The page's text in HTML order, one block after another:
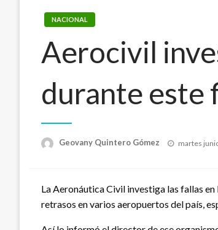
NACIONAL
Aerocivil
durante este
Geovany Quintero Gómez
Publicado
martes
La Aeronáutica Civil investiga las fallas
retrasos en varios aeropuertos del país,